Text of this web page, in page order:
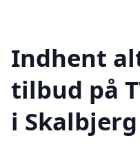
Indhent
tilbud på
i Skalbjerg